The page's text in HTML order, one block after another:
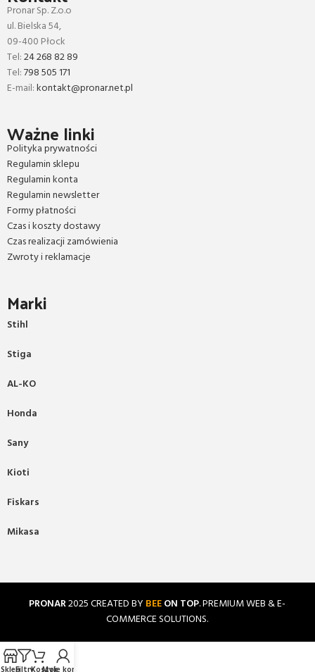
Pronar Sp. Z.o.o
ul. Bielska 54,
09-400 Płock
Tel:24 268 82 89
Tel:798 505 171
E-mail:kontakt@pronar.net.pl
Ważne linki
Polityka prywatności
Regulamin sklepu
Regulamin konta
Regulamin newsletter
Formy płatności
Czas i koszty dostawy
Czas realizacji zamówienia
Zwroty i reklamacje
Marki
Stihl
Stiga
AL-KO
Honda
Sany
Kioti
Fiskars
Mikasa
PRONAR2025 CREATED BY BEEON TOP. PREMIUM WEB & E-
COMMERCE SOLUTIONS.